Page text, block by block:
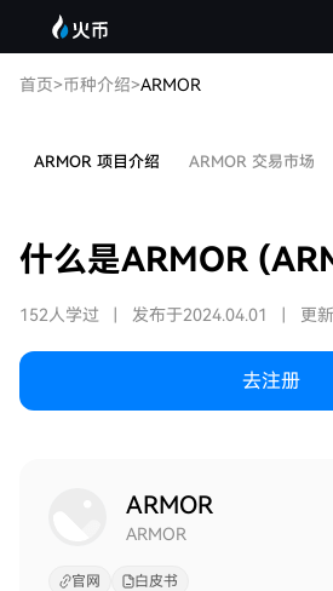
首页>币种介绍>ARMOR
ARMOR 项目介绍 ARMOR 交易市场
什么是ARMOR
152人学过 发布于2024.04.01 更
去注册
ARMOR
ARMOR
官网 白皮书